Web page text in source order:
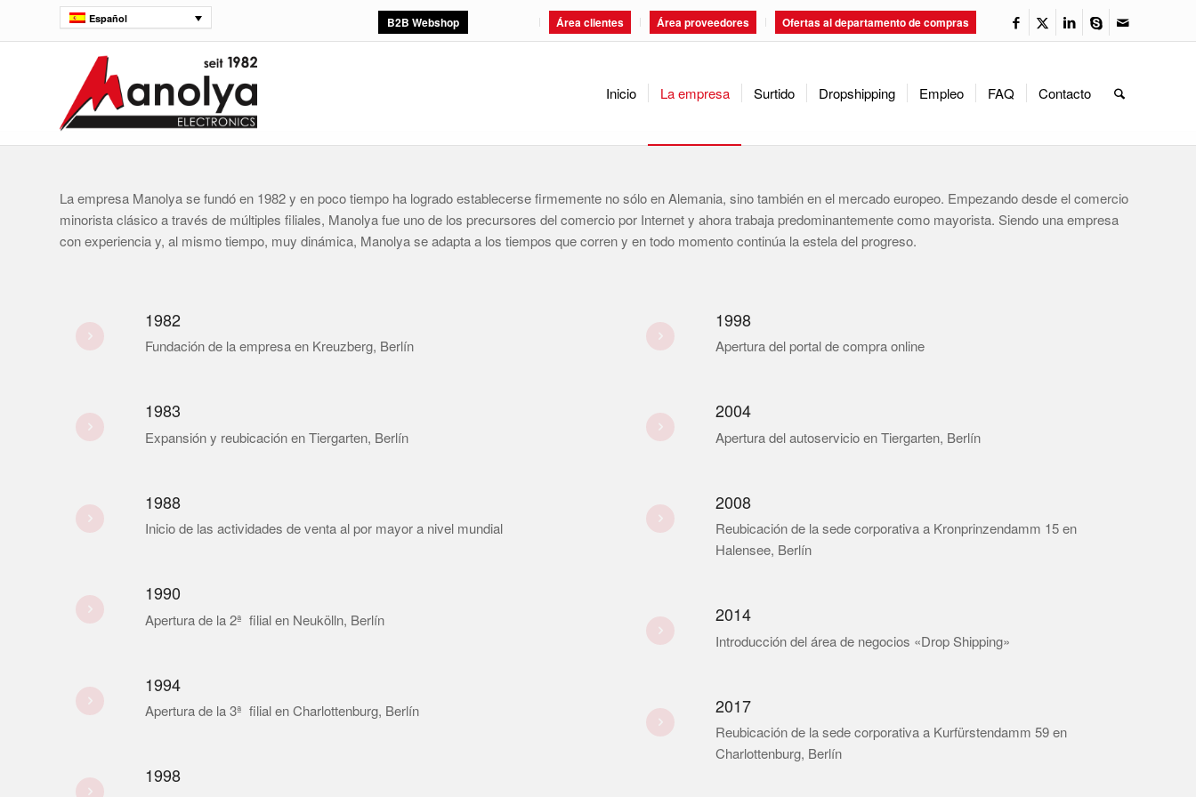
B2B Webshop Área clientes Área proveedores Ofertas al departamento de compras
Español
Inicio La empresa Surtido Dropshipping Empleo FAQ Contacto
La empresa Manolya se fundó en 1982 y en poco tiempo ha logrado establecerse firmemente no sólo en Alemania, sino también en el mercado europeo. Empezando desde el comercio
minorista clásico a través de múltiples filiales, Manolya fue uno de los precursores del comercio por Internet y ahora trabaja predominantemente como mayorista. Siendo una empresa
con experiencia y, al mismo tiempo, muy dinámica, Manolya se adapta a los tiempos que corren y en todo momento continúa la estela del progreso.
1982
Fundación de la empresa en Kreuzberg, Berlín
1983
Expansión y reubicación en Tiergarten, Berlín
1988
Inicio de las actividades de venta al por mayor a nivel mundial
1990
Apertura de la 2ª filial en Neukölln, Berlín
1994
Apertura de la 3ª filial en Charlottenburg, Berlín
1998
1998
Apertura del portal de compra online
2004
Apertura del autoservicio en Tiergarten, Berlín
2008
Reubicación de la sede corporativa a Kronprinzendamm 15 en
Halensee, Berlín
2014
Introducción del área de negocios «Drop Shipping»
2017
Reubicación de la sede corporativa a Kurfürstendamm 59 en
Charlottenburg, Berlín